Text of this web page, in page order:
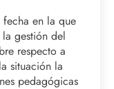
en la que
gestión del
respecto a
situación la
pedagógicas